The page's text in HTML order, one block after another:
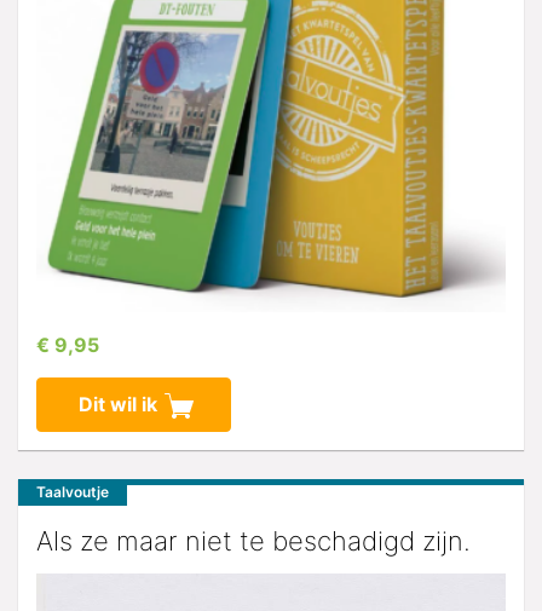
€ 9,95
Dit wil ik
Taalvoutje
Als ze maar niet te beschadigd zijn.